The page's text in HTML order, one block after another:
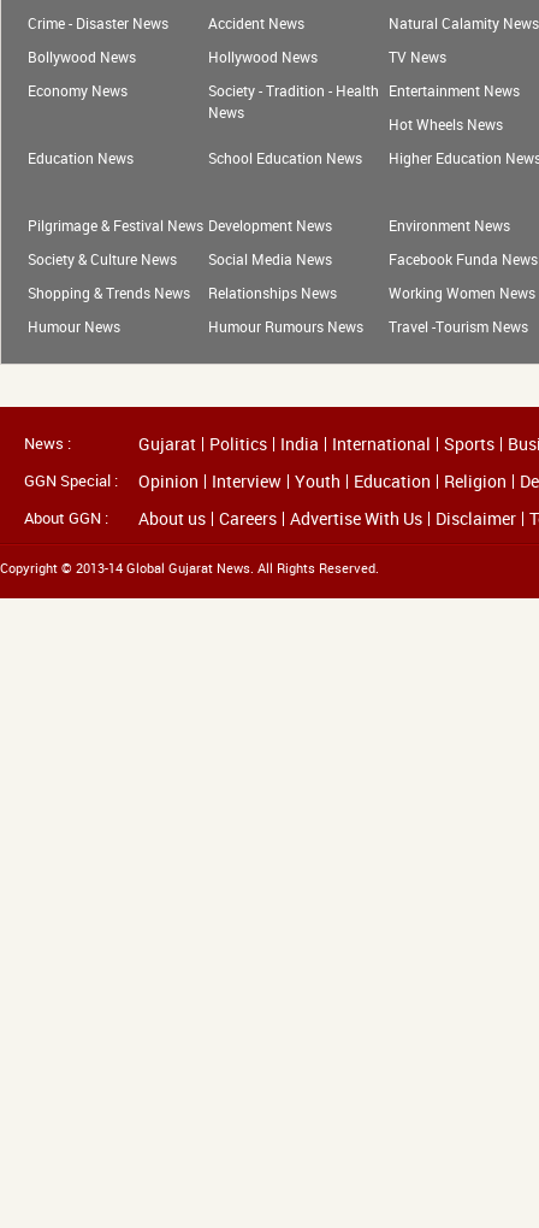
Crime - Disaster News
Accident News
Natural Calamity News
Bollywood News
Hollywood News
TV News
Economy News
Society - Tradition - Health
News
Entertainment News
Hot Wheels News
Education News
School Education News Higher Education
Pilgrimage & Festival News Development News
Environment News
Society & Culture News
Social Media News
Facebook Funda News
Shopping & Trends News
Relationships News
Working Women News
Humour News
Humour Rumours News Travel -Tourism News
News : Gujarat Politics India International Sports
GGN Special : Opinion Interview Youth Education Religion
About GGN : About us Careers Advertise With Us Disclaimer
Copyright © 2013-14 Global Gujarat News. All Rights Reserved.